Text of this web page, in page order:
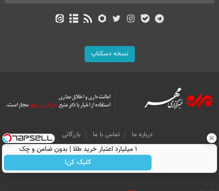
نسخه دسکتاپ
درباره ما تماس با ما
بازرگانی
All Content by Mehr News Agency is licensed under a Creative Commons
Attribution 4.0 International License.
۱ میلیارد اعتبار خرید طلا | بدون ضامن و چک
کلیک کن!